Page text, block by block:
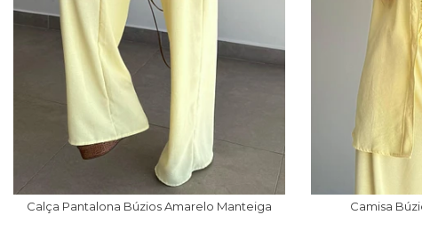
Calça Pantalona Búzios Amarelo Manteiga Camisa